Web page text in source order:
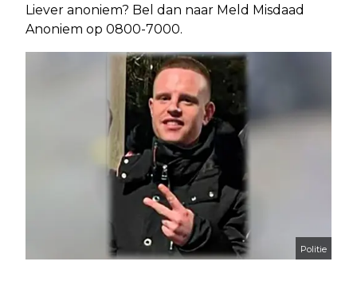
Liever anoniem? Bel dan naar Meld Misdaad
Anoniem op 0800-7000.
Politie